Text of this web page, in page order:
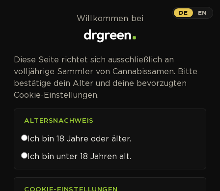
DE EN
Willkommen bei
Diese Seite richtet sich ausschließlich an
volljährige Sammler von Cannabissamen. Bitte
bestätige dein Alter und deine bevorzugten
Cookie-Einstellungen.
ALTERSNACHWEIS
Ich bin 18 Jahre oder älter.
Ich bin unter 18 Jahren alt.
COOKIE-EINSTELLUNGEN